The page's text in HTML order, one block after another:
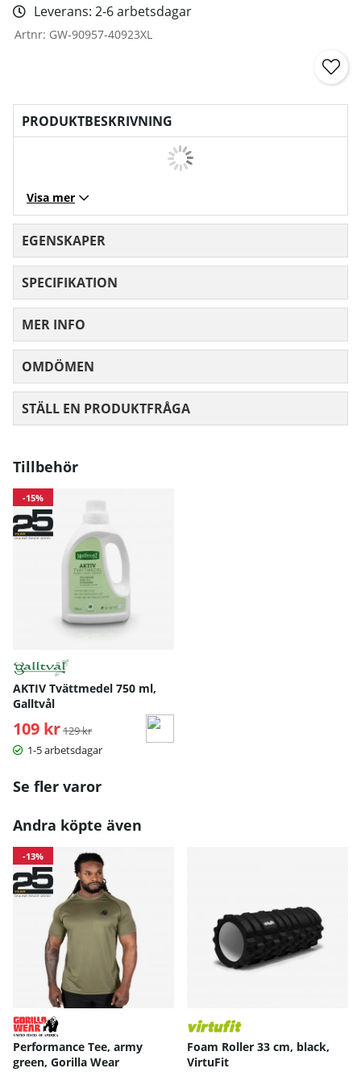
Leverans: 2-6 arbetsdagar
Artnr: GW-90957-40923XL
PRODUKTBESKRIVNING
Visa mer
EGENSKAPER
SPECIFIKATION
MER INFO
OMDÖMEN
STÄLL EN PRODUKTFRÅGA
Tillbehör
-15%
AKTIV Tvättmedel 750 ml,
Galltvål
109 kr Ordinarie pris:
129 kr
1-5 arbetsdagar
Se fler varor
Andra köpte även
-13%
Performance Tee, army
green, Gorilla Wear
Foam Roller 33 cm, black,
VirtuFit